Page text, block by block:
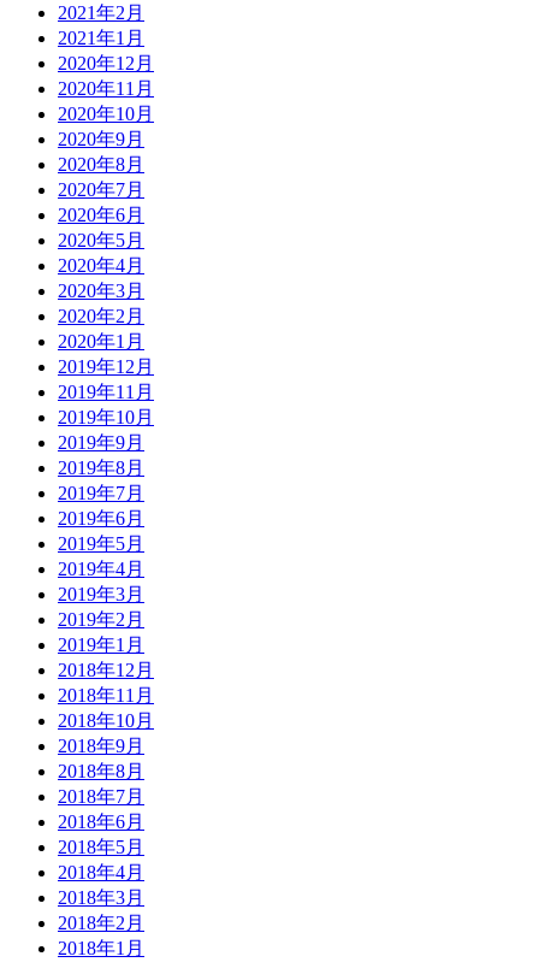
2021年2月
2021年1月
2020年12月
2020年11月
2020年10月
2020年9月
2020年8月
2020年7月
2020年6月
2020年5月
2020年4月
2020年3月
2020年2月
2020年1月
2019年12月
2019年11月
2019年10月
2019年9月
2019年8月
2019年7月
2019年6月
2019年5月
2019年4月
2019年3月
2019年2月
2019年1月
2018年12月
2018年11月
2018年10月
2018年9月
2018年8月
2018年7月
2018年6月
2018年5月
2018年4月
2018年3月
2018年2月
2018年1月